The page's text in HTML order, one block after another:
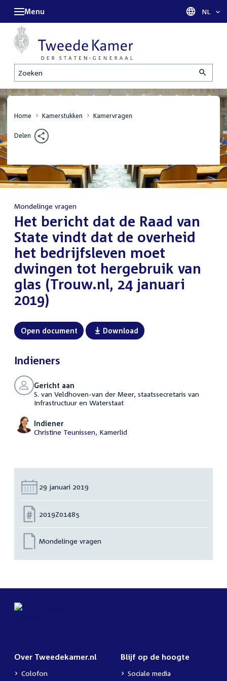
Zoeken
Menu Taal
NL
Home Kamerstukken Kamervragen
Delen
Mondelinge vragen
:Het bericht dat de Raad van
State vindt dat de overheid
het bedrijfsleven moet
dwingen tot hergebruik van
glas (Trouw.nl, 24 januari
2019)
Open document Download
Indieners
Gericht aan
S. van Veldhoven-van der Meer, staatssecretaris van
Infrastructuur en Waterstaat
Indiener
Christine Teunissen, Kamerlid
Datum:
29 januari 2019
Nummer:
2019Z01485
Mondelinge vragen
Over Tweedekamer.nl
Colofon
Blijf op de hoogte
Sociale media